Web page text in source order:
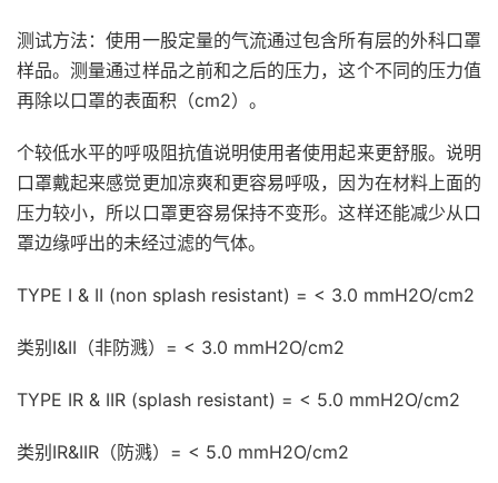
测试方法：使用一股定量的气流通过包含所有层的外科口罩
样品。测量通过样品之前和之后的压力，这个不同的压力值
再除以口罩的表面积（cm2）。
个较低水平的呼吸阻抗值说明使用者使用起来更舒服。说明
口罩戴起来感觉更加凉爽和更容易呼吸，因为在材料上面的
压力较小，所以口罩更容易保持不变形。这样还能减少从口
罩边缘呼出的未经过滤的气体。
TYPE I & II (non splash resistant) = < 3.0 mmH2O/cm2
类别I&II（非防溅）= < 3.0 mmH2O/cm2
TYPE IR & IIR (splash resistant) = < 5.0 mmH2O/cm2
类别IR&IIR（防溅）= < 5.0 mmH2O/cm2